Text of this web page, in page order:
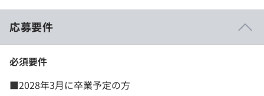
応募要件
必須要件
■2028年3月に卒業予定の方